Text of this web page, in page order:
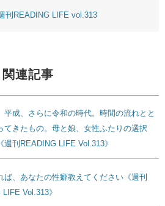
刊READING LIFE vol.313
関連記事
平成、さらに令和の時代。時間の流れとと
てきたもの。母と娘、女性ふたりの選択
刊READING LIFE Vol.313》
ば、あなたの性癖教えてください《週刊
Vol.313》